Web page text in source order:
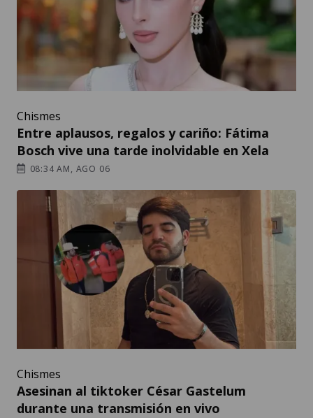
Chismes
Entre aplausos, regalos y cariño: Fátima
Bosch vive una tarde inolvidable en Xela
08:34 AM, AGO 06
Chismes
Asesinan al tiktoker César Gastelum
durante una transmisión en vivo